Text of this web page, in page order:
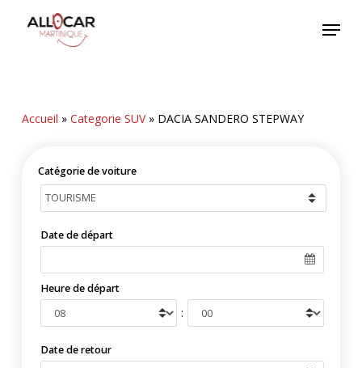
Menu
Accueil » Categorie SUV» DACIA SANDERO STEPWAY
Catégorie de voiture
Date de départ
Heure de départ
:
Date de retour